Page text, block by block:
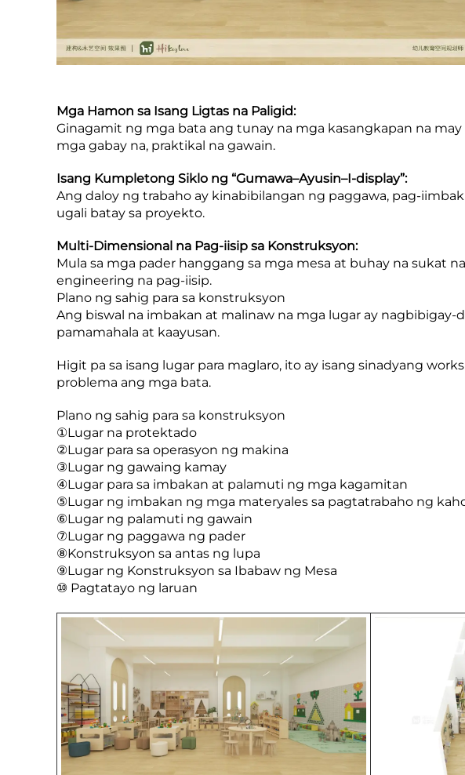
Mga Hamon sa Isang Ligtas na Paligid:
Ginagamit ng mga bata ang tunay na mga kasangkapan na
mga gabay na, praktikal na gawain.
Isang Kumpletong Siklo ng “Gumawa–Ayusin–I-display”:
Ang daloy ng trabaho ay kinabibilangan ng paggawa, pag-
ugali batay sa proyekto.
Multi-Dimensional na Pag-iisip sa Konstruksyon:
Mula sa mga pader hanggang sa mga mesa at buhay na sukat
engineering na pag-iisip.
Plano ng sahig para sa konstruksyon
Ang biswal na imbakan at malinaw na mga lugar ay
pamamahala at kaayusan.
Higit pa sa isang lugar para maglaro, ito ay isang sinadyang
problema ang mga bata.
Plano ng sahig para sa konstruksyon
①Lugar na protektado
②Lugar para sa operasyon ng makina
③Lugar ng gawaing kamay
④Lugar para sa imbakan at palamuti ng mga kagamitan
⑤Lugar ng imbakan ng mga materyales sa pagtatrabaho ng
⑥Lugar ng palamuti ng gawain
⑦Lugar ng paggawa ng pader
⑧Konstruksyon sa antas ng lupa
⑨Lugar ng Konstruksyon sa Ibabaw ng Mesa
⑩ Pagtatayo ng laruan